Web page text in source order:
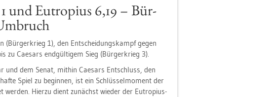
und Eu­tro­pi­us 6,19 – Bür­
(Bür­ger­krieg 1), den Ent­schei­dungs­kampf gegen
zu Cae­sars end­gül­ti­gem Sieg (Bür­ger­krieg 3).
und dem Senat, mit­hin Cae­sars Ent­schluss, den
Spiel zu be­gin­nen, ist ein Schlüs­sel­mo­ment der
Hier­zu dient zu­nächst wie­der der Eu­tro­pi­us-